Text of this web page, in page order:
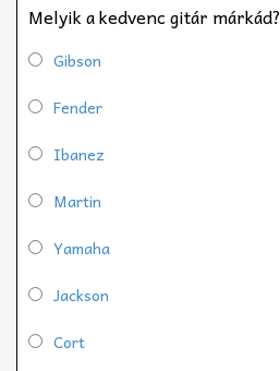
Melyik a kedvenc gitár márkád?
Gibson
Fender
Ibanez
Martin
Yamaha
Jackson
Cort